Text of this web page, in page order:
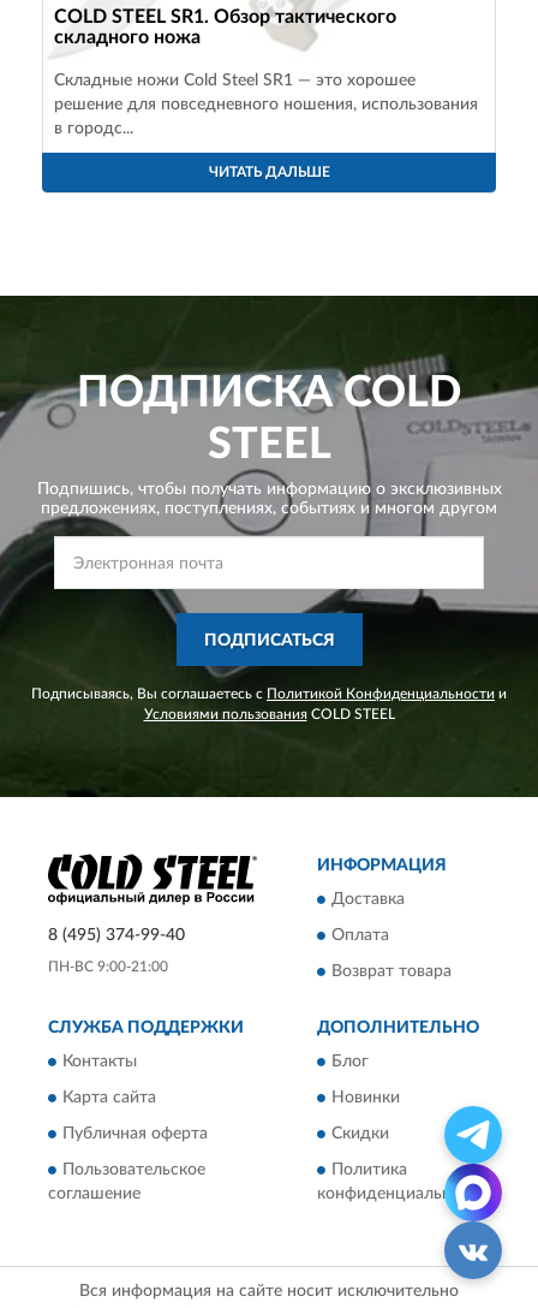
COLD STEEL SR1. Обзор тактического
складного ножа
Складные ножи Cold Steel SR1 — это хорошее
решение для повседневного ношения, использования
в городс...
ЧИТАТЬ ДАЛЬШЕ
ПОДПИСКАCOLD
STEEL
Подпишись, чтобы получать информацию о эксклюзивных
предложениях, поступлениях, событиях и многом другом
ПОДПИСАТЬСЯ
Подписываясь, Вы соглашаетесь с Политикой Конфиденциальности и
Условиями пользованияCOLD STEEL
8 (495) 374-99-40
ПН-ВС 9:00-21:00
ИНФОРМАЦИЯ
Доставка
Оплата
Возврат товара
СЛУЖБА ПОДДЕРЖКИ
Контакты
Карта сайта
Публичная оферта
Пользовательское
соглашение
ДОПОЛНИТЕЛЬНО
Блог
Новинки
Скидки
Политика
конфиденциальности
Вся информация на сайте носит исключительно